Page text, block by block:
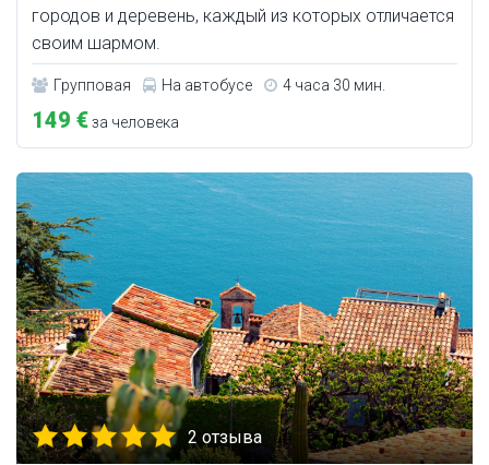
городов и деревень, каждый из которых отличается
своим шармом.
Групповая На автобусе 4 часа 30 мин.
149 €за человека
2 отзыва